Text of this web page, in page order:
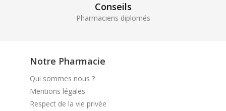
Conseils
Pharmaciens diplomés
Notre Pharmacie
Qui sommes nous ?
Mentions légales
Respect de la vie privée